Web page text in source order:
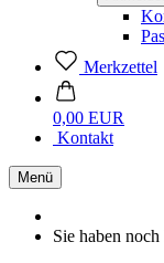
Merkzettel
0,00 EUR
Kontakt
Menü
Sie haben